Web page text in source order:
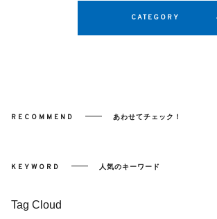
CATEGORY
RECOMMEND あわせてチェック！
KEYWORD 人気のキーワード
Tag Cloud